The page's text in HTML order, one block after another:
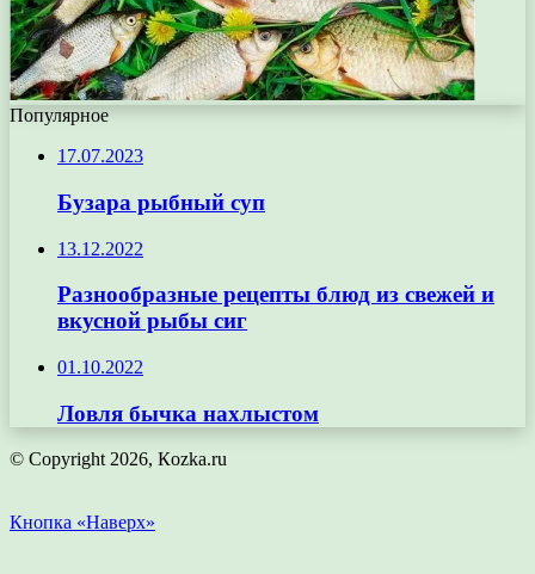
Популярное
17.07.2023
Бузара рыбный суп
13.12.2022
Разнообразные рецепты блюд из свежей и
вкусной рыбы сиг
01.10.2022
Ловля бычка нахлыстом
© Copyright 2026, Кozka.ru
Кнопка «Наверх»